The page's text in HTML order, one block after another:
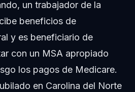
un trabajador de la
beneficios de
y es beneficiario de
con un MSA apropiado
los pagos de Medicare.
en Carolina del Norte